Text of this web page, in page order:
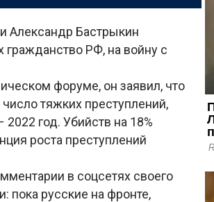
Александр Бастрыкин
гражданство РФ, на войну с
форуме, он заявил, что
тяжких преступлений,
год. Убийств на 18%
роста преступлений
в соцсетях своего
пока русские на фронте,